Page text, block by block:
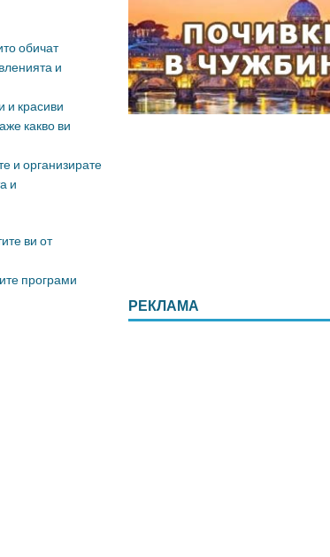
обичат
и
и красиви
какво ви
и организирате
и
ви от
програми
РЕКЛАМА